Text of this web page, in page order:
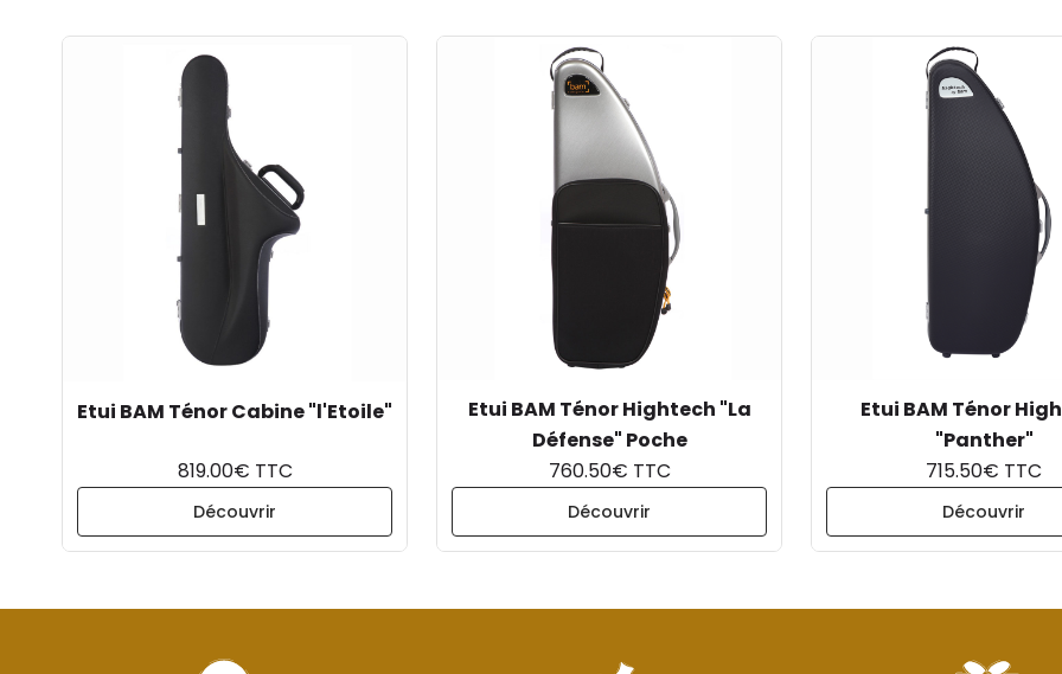
Etui BAM Ténor Cabine "l'Etoile"
819.00€ TTC
Découvrir
Etui BAM Ténor Hightech "La
Défense" Poche
760.50€ TTC
Découvrir
Etui BAM Ténor
"Panther"
715.50€ TTC
Découvrir